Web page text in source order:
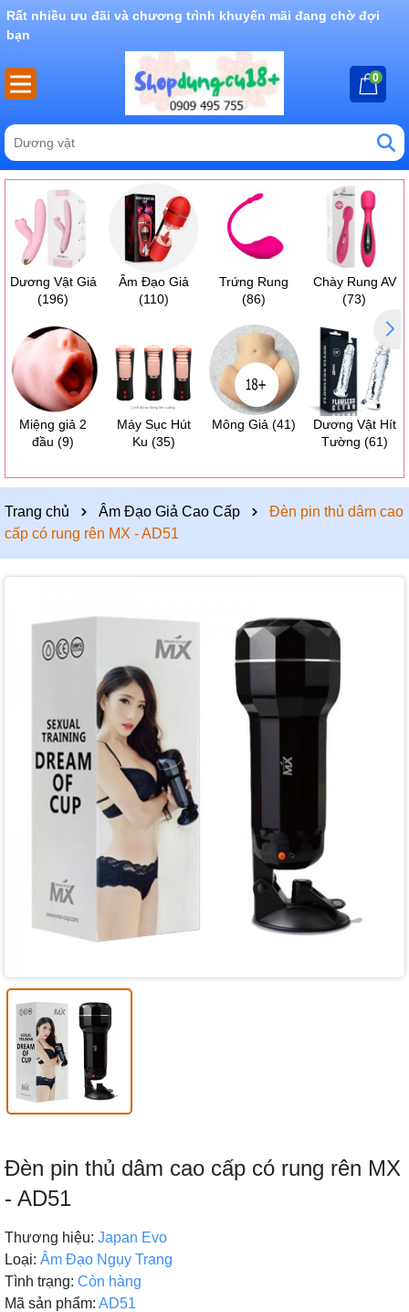
Rất nhiều ưu đãi và chương trình khuyến mãi đang chờ đợi
bạn
0
Dương Vật Giả
(196)
Âm Đạo Giả
(110)
Trứng Rung
(86)
Chày Rung AV
(73)
Miệng giả 2
đầu (9)
Máy Sục Hút
Ku (35)
Mông Giả (41)
Dương Vật Hít
Tường (61)
Trang chủ Âm Đạo Giả Cao Cấp
Đèn pin thủ dâm cao
cấp có rung rên MX - AD51
Đèn pin thủ dâm cao cấp có rung rên MX
- AD51
Thương hiệu: Japan Evo
Loại: Âm Đạo Ngụy Trang
Tình trạng: Còn hàng
Mã sản phẩm: AD51